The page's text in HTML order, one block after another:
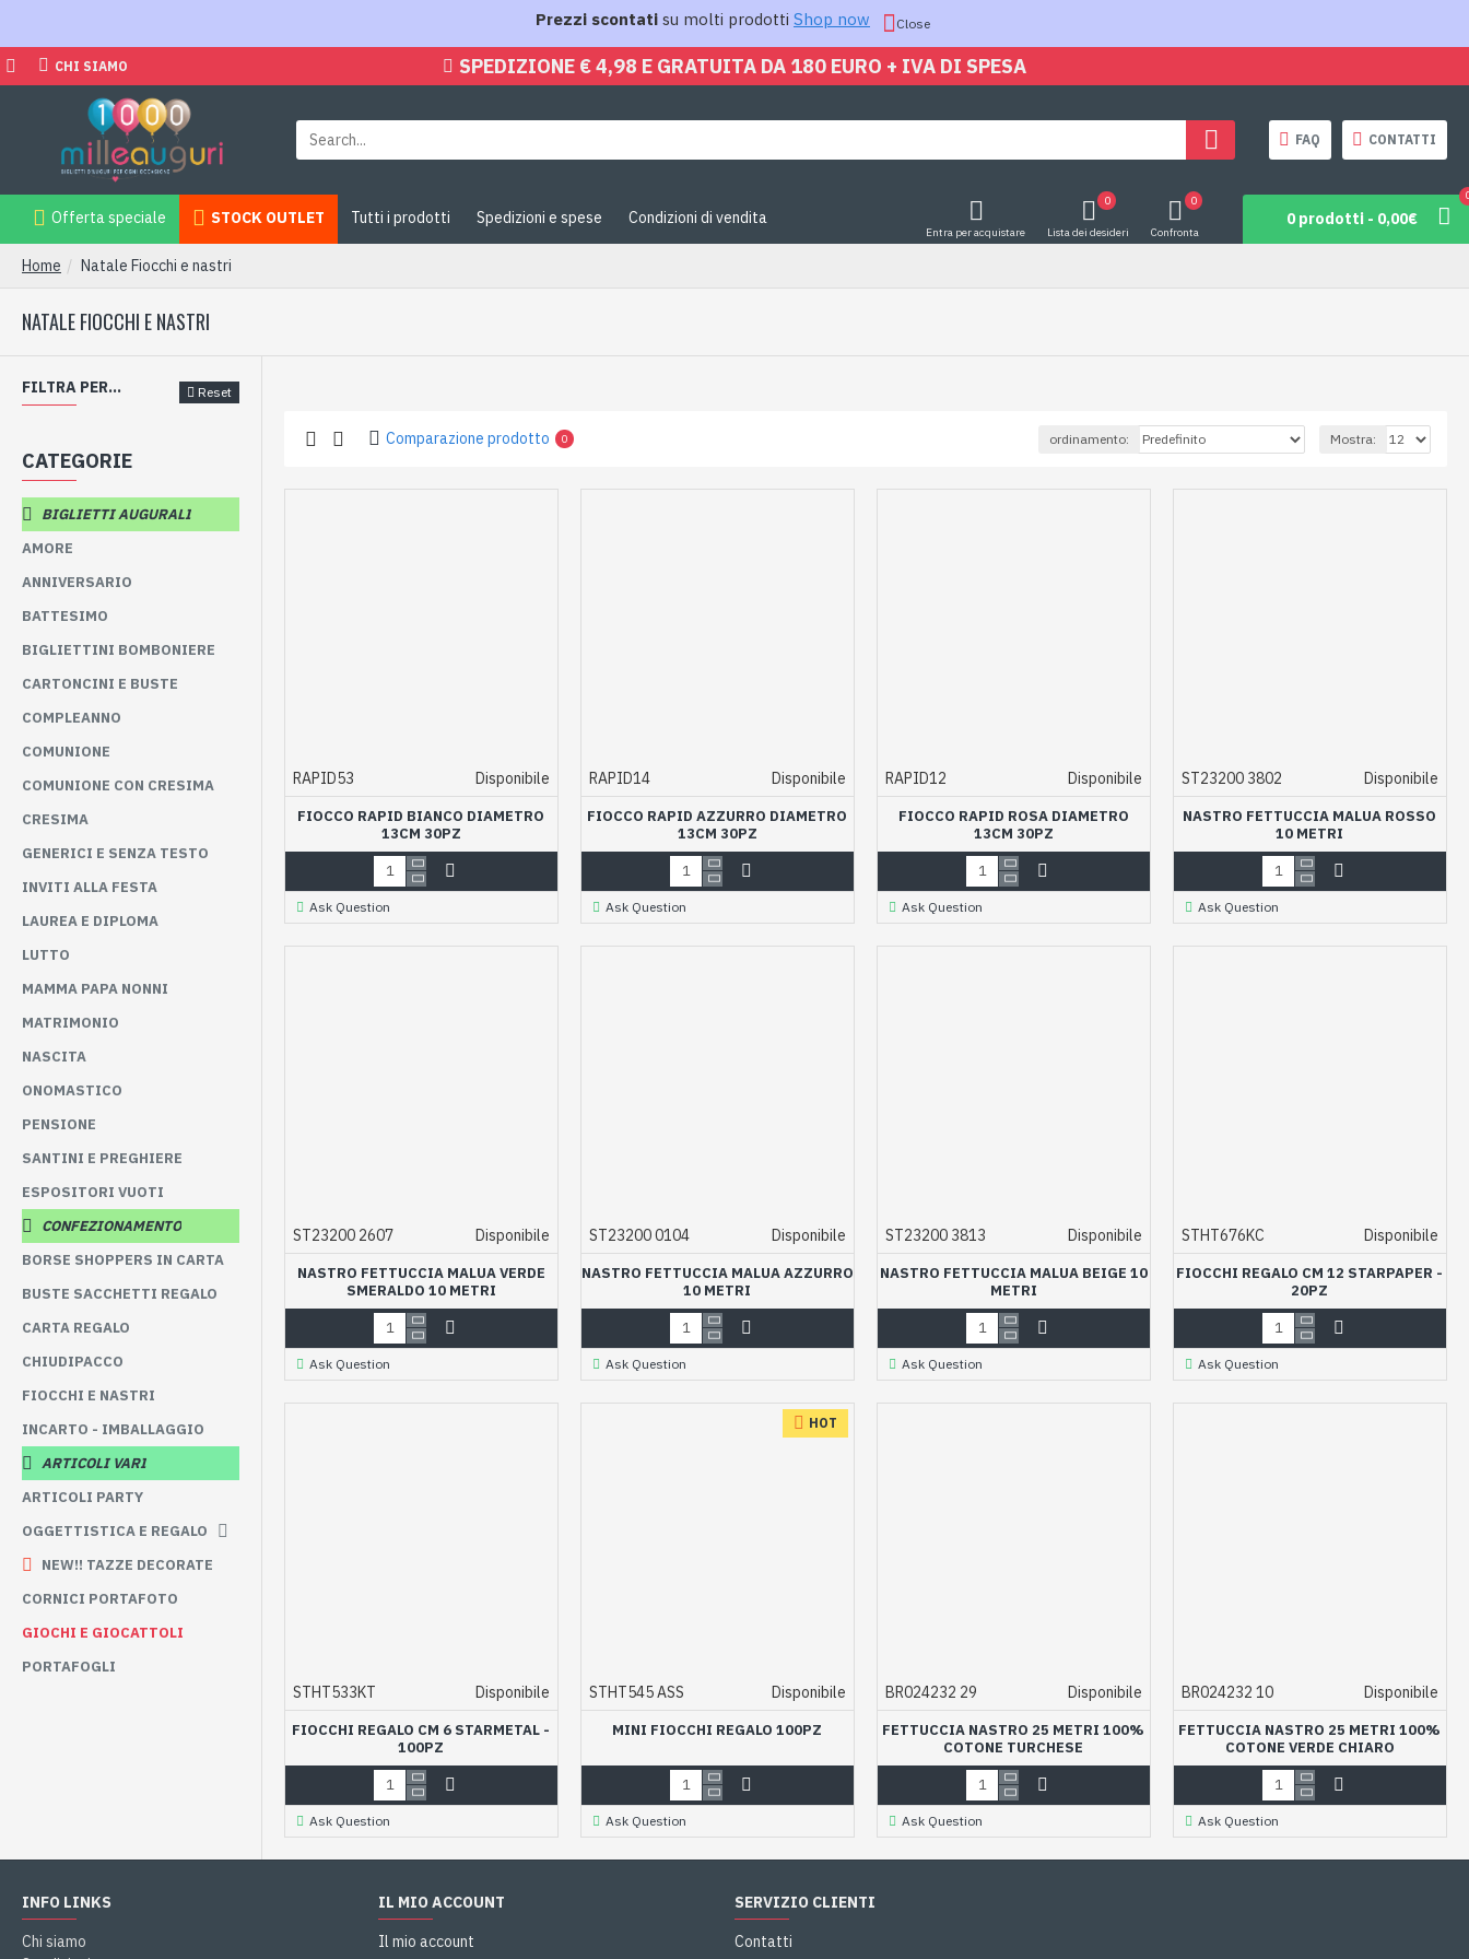
Prezzi scontati su molti prodotti Shop now Close
CHI SIAMO SPEDIZIONE € 4,98 E GRATUITA DA 180 EURO + IVA DI SPESA
FAQ CONTATTI
Offerta speciale STOCK OUTLET Tutti i prodotti Spedizioni e spese Condizioni di vendita
Entra per acquistare Lista dei desideri
0
Confronta
0
0 prodotti - 0,00€
Home Natale Fiocchi e nastri
NATALE FIOCCHI E NASTRI
FILTRA PER... Reset
CATEGORIE
BIGLIETTI AUGURALI
AMORE
ANNIVERSARIO
BATTESIMO
BIGLIETTINI BOMBONIERE
CARTONCINI E BUSTE
COMPLEANNO
COMUNIONE
COMUNIONE CON CRESIMA
CRESIMA
GENERICI E SENZA TESTO
INVITI ALLA FESTA
LAUREA E DIPLOMA
LUTTO
MAMMA PAPA NONNI
MATRIMONIO
NASCITA
ONOMASTICO
PENSIONE
SANTINI E PREGHIERE
ESPOSITORI VUOTI
CONFEZIONAMENTO
BORSE SHOPPERS IN CARTA
BUSTE SACCHETTI REGALO
CARTA REGALO
CHIUDIPACCO
FIOCCHI E NASTRI
INCARTO - IMBALLAGGIO
ARTICOLI VARI
ARTICOLI PARTY
OGGETTISTICA E REGALO
NEW!! TAZZE DECORATE
CORNICI PORTAFOTO
GIOCHI E GIOCATTOLI
PORTAFOGLI
Comparazione prodotto 0 ordinamento: Mostra:
RAPID53 Disponibile
FIOCCO RAPID BIANCO DIAMETRO
13CM 30PZ
Ask Question
RAPID14 Disponibile
FIOCCO RAPID AZZURRO DIAMETRO
13CM 30PZ
Ask Question
RAPID12 Disponibile
FIOCCO RAPID ROSA DIAMETRO
13CM 30PZ
Ask Question
ST23200 3802 Disponibile
NASTRO FETTUCCIA MALUA ROSSO
10 METRI
Ask Question
ST23200 2607 Disponibile
NASTRO FETTUCCIA MALUA VERDE
SMERALDO 10 METRI
Ask Question
ST23200 0104 Disponibile
NASTRO FETTUCCIA MALUA AZZURRO
10 METRI
Ask Question
ST23200 3813 Disponibile
NASTRO FETTUCCIA MALUA BEIGE 10
METRI
Ask Question
STHT676KC Disponibile
FIOCCHI REGALO CM 12 STARPAPER -
20PZ
Ask Question
STHT533KT Disponibile
FIOCCHI REGALO CM 6 STARMETAL -
100PZ
Ask Question
HOT
STHT545 ASS Disponibile
MINI FIOCCHI REGALO 100PZ
Ask Question
BR024232 29 Disponibile
FETTUCCIA NASTRO 25 METRI 100%
COTONE TURCHESE
Ask Question
BR024232 10 Disponibile
FETTUCCIA NASTRO 25 METRI 100%
COTONE VERDE CHIARO
Ask Question
INFO LINKS
Chi siamo
IL MIO ACCOUNT
Il mio account
SERVIZIO CLIENTI
Contatti